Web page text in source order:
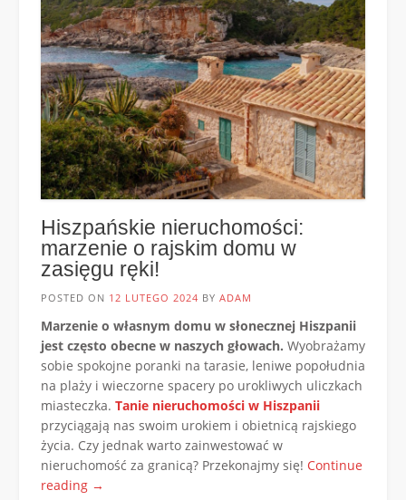
Hiszpańskie nieruchomości:
marzenie o rajskim domu w
zasięgu ręki!
POSTED ON 12 LUTEGO 2024 BY ADAM
Marzenie o własnym domu w słonecznej Hiszpanii
jest często obecne w naszych głowach. Wyobrażamy
sobie spokojne poranki na tarasie, leniwe popołudnia
na plaży i wieczorne spacery po urokliwych uliczkach
miasteczka. Tanie nieruchomości w Hiszpanii
przyciągają nas swoim urokiem i obietnicą rajskiego
życia. Czy jednak warto zainwestować w
nieruchomość za granicą? Przekonajmy się! Continue
reading „Hiszpańskie
→